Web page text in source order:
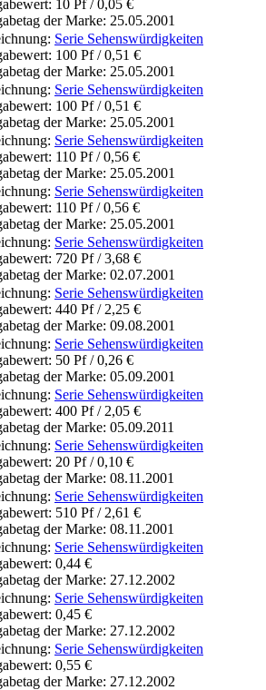
10 Pf / 0,05 €
der Marke: 25.05.2001
Serie Sehenswürdigkeiten
100 Pf / 0,51 €
der Marke: 25.05.2001
Serie Sehenswürdigkeiten
100 Pf / 0,51 €
der Marke: 25.05.2001
Serie Sehenswürdigkeiten
110 Pf / 0,56 €
der Marke: 25.05.2001
Serie Sehenswürdigkeiten
110 Pf / 0,56 €
der Marke: 25.05.2001
Serie Sehenswürdigkeiten
720 Pf / 3,68 €
der Marke: 02.07.2001
Serie Sehenswürdigkeiten
440 Pf / 2,25 €
der Marke: 09.08.2001
Serie Sehenswürdigkeiten
50 Pf / 0,26 €
der Marke: 05.09.2001
Serie Sehenswürdigkeiten
400 Pf / 2,05 €
der Marke: 05.09.2011
Serie Sehenswürdigkeiten
20 Pf / 0,10 €
der Marke: 08.11.2001
Serie Sehenswürdigkeiten
510 Pf / 2,61 €
der Marke: 08.11.2001
Serie Sehenswürdigkeiten
0,44 €
der Marke: 27.12.2002
Serie Sehenswürdigkeiten
0,45 €
der Marke: 27.12.2002
Serie Sehenswürdigkeiten
0,55 €
der Marke: 27.12.2002